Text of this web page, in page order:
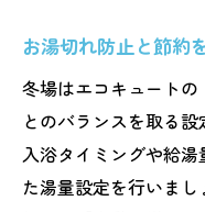
お湯切れ防止と節約
冬場はエコキュート
とのバランスを取る
入浴タイミングや給
た湯量設定を行いま